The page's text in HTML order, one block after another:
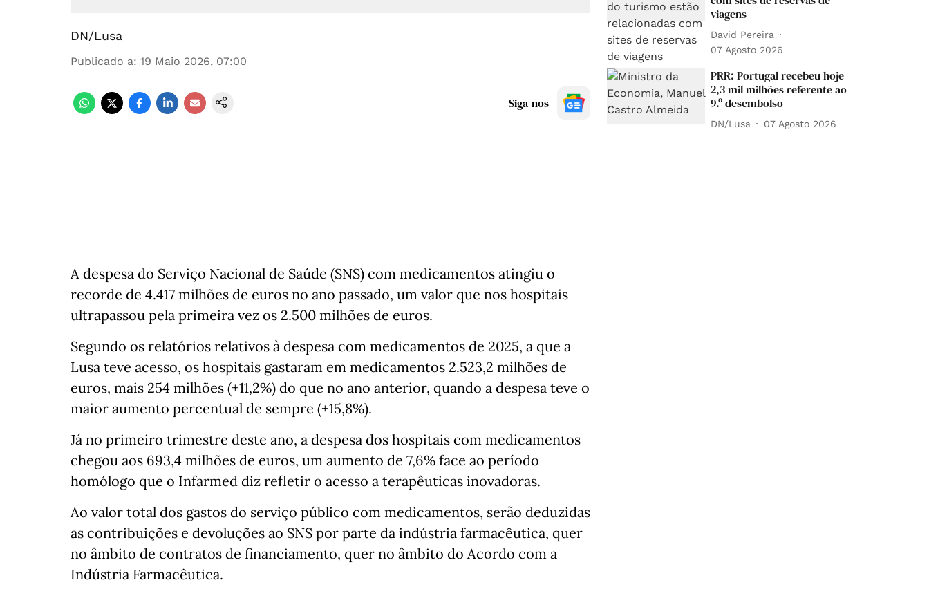
DN/Lusa
Publicado a: 19 Maio 2026, 07:00
Siga-nos
A despesa do Serviço Nacional de Saúde (SNS) com medicamentos atingiu o
recorde de 4.417 milhões de euros no ano passado, um valor que nos hospitais
ultrapassou pela primeira vez os 2.500 milhões de euros.
Segundo os relatórios relativos à despesa com medicamentos de 2025, a que a
Lusa teve acesso, os hospitais gastaram em medicamentos 2.523,2 milhões de
euros, mais 254 milhões (+11,2%) do que no ano anterior, quando a despesa teve o
maior aumento percentual de sempre (+15,8%).
Já no primeiro trimestre deste ano, a despesa dos hospitais com medicamentos
chegou aos 693,4 milhões de euros, um aumento de 7,6% face ao período
homólogo que o Infarmed diz refletir o acesso a terapêuticas inovadoras.
Ao valor total dos gastos do serviço público com medicamentos, serão deduzidas
as contribuições e devoluções ao SNS por parte da indústria farmacêutica, quer
no âmbito de contratos de financiamento, quer no âmbito do Acordo com a
Indústria Farmacêutica.
viagens
David Pereira
07 Agosto 2026
PRR: Portugal recebeu hoje
2,3 mil milhões referente ao
9.º desembolso
DN/Lusa 07 Agosto 2026